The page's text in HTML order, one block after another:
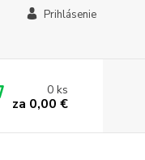
Prihlásenie
0ks
za 0,00 €